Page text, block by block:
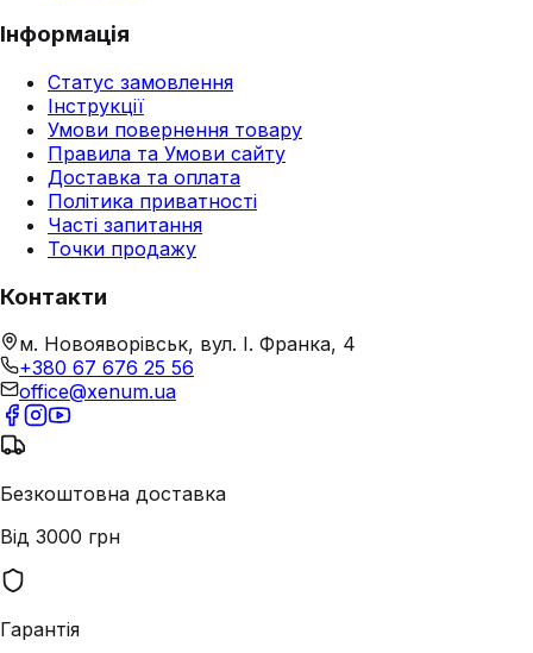
Інформація
Статус замовлення
Інструкції
Умови повернення товару
Правила та Умови сайту
Доставка та оплата
Політика приватності
Часті запитання
Точки продажу
Контакти
м. Новояворівськ, вул. І. Франка, 4
+380 67 676 25 56
office@xenum.ua
Безкоштовна доставка
Від 3000 грн
Гарантія